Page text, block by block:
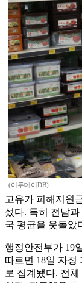
(이투데이DB)
고유가 피해지원
섰다. 특히 전남
국 평균을 웃돌았
행정안전부가 19
따르면 18일 자정
로 집계됐다. 전체